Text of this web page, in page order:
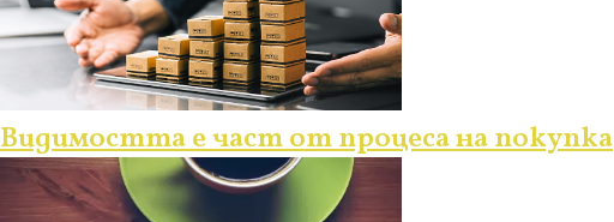
Видимостта е част от процеса на покупка